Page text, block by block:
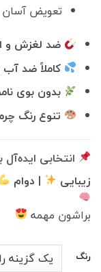
تعویض
ضد لغزش و
کاملاً ضد
بدون بوی
تنوع رنگ
انتخابی
زیبایی
| دوام
براشون مهمه
رنگ